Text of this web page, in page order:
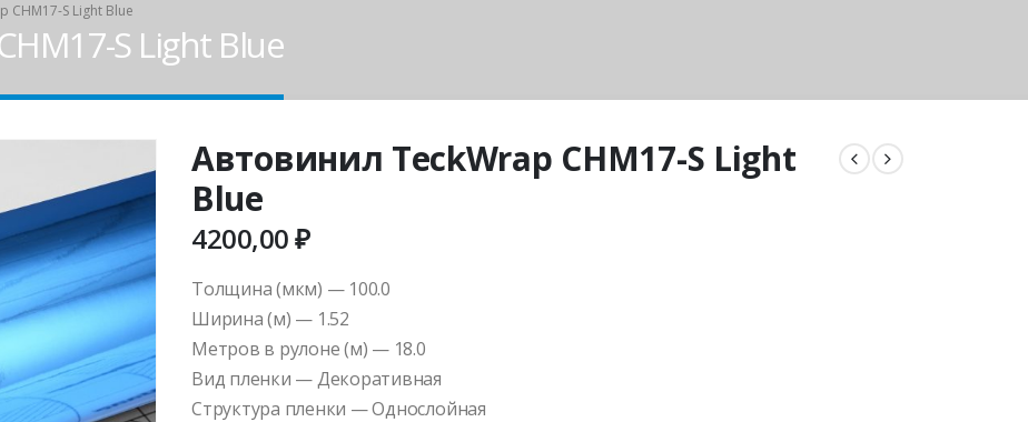
CHM17-S Light Blue
S Light Blue
Автовинил TeckWrap CHM17-S Light
Blue
4200,00₽
Толщина (мкм) — 100.0
Ширина (м) — 1.52
Метров в рулоне (м) — 18.0
Вид пленки — Декоративная
Структура пленки — Однослойная